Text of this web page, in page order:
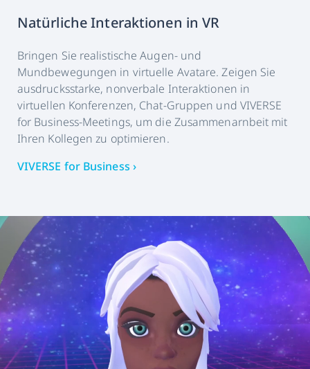
Natürliche Interaktionen in VR
Bringen Sie realistische Augen- und
Mundbewegungen in virtuelle Avatare. Zeigen Sie
ausdrucksstarke, nonverbale Interaktionen in
virtuellen Konferenzen, Chat-Gruppen und VIVERSE
for Business-Meetings, um die Zusammenarnbeit mit
Ihren Kollegen zu optimieren.
VIVERSE for Business ›